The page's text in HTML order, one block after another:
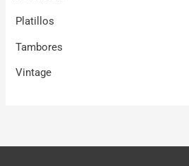
Platillos
Tambores
Vintage